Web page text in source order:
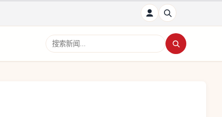
搜索新闻